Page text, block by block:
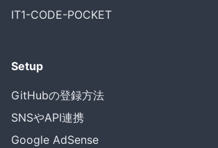
IT1-CODE-POCKET
Setup
GitHubの登録方法
SNSやAPI連携
Google AdSense